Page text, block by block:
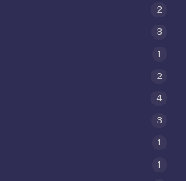
2
3
1
2
4
3
1
1